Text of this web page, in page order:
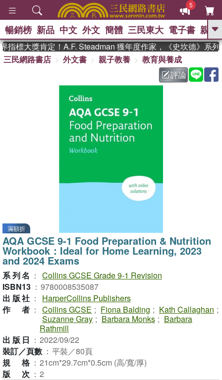
5
GO
熱搜： 東野圭吾 、 高希均教授回憶錄
父親節 、 如果歷
暑期推薦 、 國際布克
偉大的迷走神經
暢銷榜 新品 中文 外文 簡體 三民東大 電子書 親子
標大獎肯定！A.F. Steadman 獲年度作家，《史坎德》系列
三民網路書店
外文書 親子教養
教育與養成
評論
滿額折
AQA GCSE 9-1 Food Preparation & Nutrition
Workbook：Ideal for Home Learning, 2023
and 2024 Exams
系列名 ： Collins GCSE Grade 9-1 Revision
ISBN13 ： 9780008535087
出版社 ：
HarperCollins Publishers
作者 ： Collins GCSE ; Fiona Balding ; Kath Callaghan ;
Suzanne Gray ; Barbara Monks ; Barbara
Rathmill
出版日 ： 2022/09/22
裝訂／頁數 ： 平裝／80頁
規格 ： 21cm*29.7cm*0.5cm (高/寬/厚)
版次 ： 2